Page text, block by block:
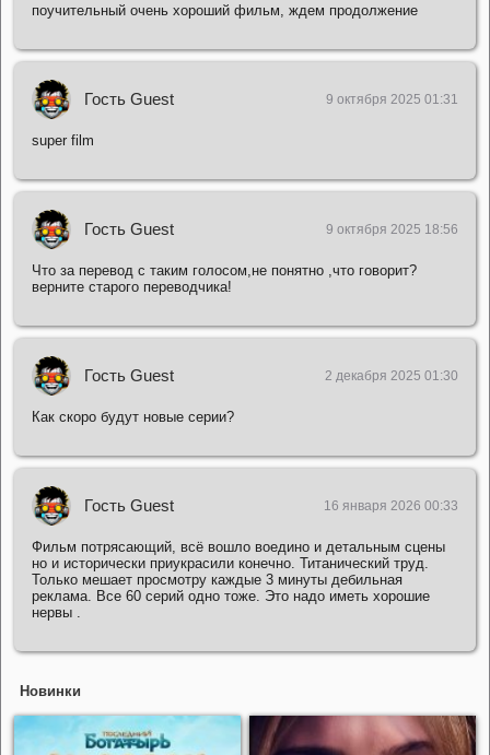
поучительный очень хороший фильм, ждем продолжение
Гость Guest 9 октября 2025 01:31
super film
Гость Guest 9 октября 2025 18:56
Что за перевод с таким голосом,не понятно ,что говорит?
верните старого переводчика!
Гость Guest 2 декабря 2025 01:30
Как скоро будут новые серии?
Гость Guest 16 января 2026 00:33
Фильм потрясающий, всё вошло воедино и детальным сцены
но и исторически приукрасили конечно. Титанический труд.
Только мешает просмотру каждые 3 минуты дебильная
реклама. Все 60 серий одно тоже. Это надо иметь хорошие
нервы .
Новинки